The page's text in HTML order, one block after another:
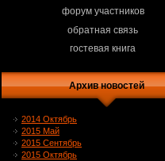
форум участников
обратная связь
гостевая книга
Архив новостей
2014 Октябрь
2015 Май
2015 Сентябрь
2015 Октябрь